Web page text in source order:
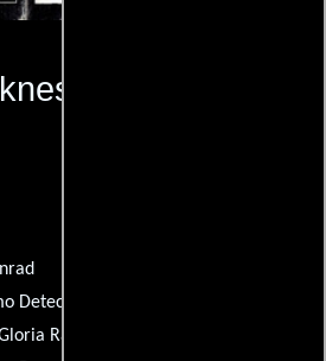
Detective Ben Johnson
Ramsey